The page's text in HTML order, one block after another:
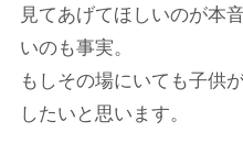
見てあげてほしいのが本
いのも事実。
もしその場にいても子供
したいと思います。